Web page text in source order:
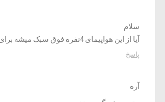
سلام
آیا از این هواپیمای 4نفره فوق سبک میشه برای حمل بار به استان خودمون هم استفاده کرد مثلا از مشهد به سمنان و بلعکس
پاسخ
آره